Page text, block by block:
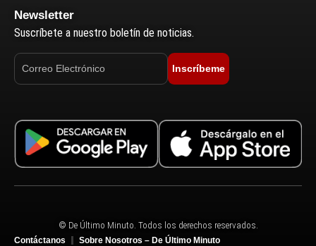
Newsletter
Suscríbete a nuestro boletín de noticias.
Inscríbeme
© De Último Minuto. Todos los derechos reservados.
Contáctanos
Sobre Nosotros – De Último Minuto